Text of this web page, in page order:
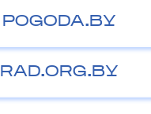
POGODA.BY
RAD.ORG.BY